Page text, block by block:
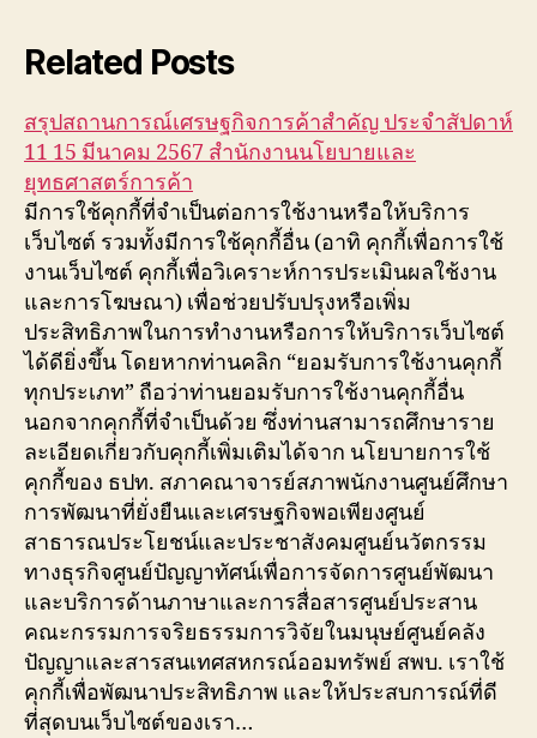
Related Posts
สรุปสถานการณ์เศรษฐกิจการค้าสำคัญ ประจำสัปดาห์
11 15 มีนาคม 2567 สำนักงานนโยบายและ
ยุทธศาสตร์การค้า
มีการใช้คุกกี้ที่จำเป็นต่อการใช้งานหรือให้บริการ
เว็บไซต์ รวมทั้งมีการใช้คุกกี้อื่น (อาทิ คุกกี้เพื่อการใช้
งานเว็บไซต์ คุกกี้เพื่อวิเคราะห์การประเมินผลใช้งาน
และการโฆษณา) เพื่อช่วยปรับปรุงหรือเพิ่ม
ประสิทธิภาพในการทำงานหรือการให้บริการเว็บไซต์
ได้ดียิ่งขึ้น โดยหากท่านคลิก “ยอมรับการใช้งานคุกกี้
ทุกประเภท” ถือว่าท่านยอมรับการใช้งานคุกกี้อื่น
นอกจากคุกกี้ที่จำเป็นด้วย ซึ่งท่านสามารถศึกษาราย
ละเอียดเกี่ยวกับคุกกี้เพิ่มเติมได้จาก นโยบายการใช้
คุกกี้ของ ธปท. สภาคณาจารย์สภาพนักงานศูนย์ศึกษา
การพัฒนาที่ยั่งยืนและเศรษฐกิจพอเพียงศูนย์
สาธารณประโยชน์และประชาสังคมศูนย์นวัตกรรม
ทางธุรกิจศูนย์ปัญญาทัศน์เพื่อการจัดการศูนย์พัฒนา
และบริการด้านภาษาและการสื่อสารศูนย์ประสาน
คณะกรรมการจริยธรรมการวิจัยในมนุษย์ศูนย์คลัง
ปัญญาและสารสนเทศสหกรณ์ออมทรัพย์ สพบ. เราใช้
คุกกี้เพื่อพัฒนาประสิทธิภาพ และให้ประสบการณ์ที่ดี
ที่สุดบนเว็บไซต์ของเรา…